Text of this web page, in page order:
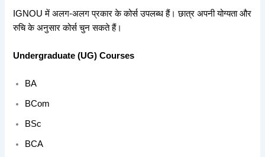
IGNOU में अलग-अलग प्रकार के कोर्स उपलब्ध हैं। छात्र अपनी योग्यता और
रुचि के अनुसार कोर्स चुन सकते हैं।
Undergraduate (UG) Courses
BA
BCom
BSc
BCA